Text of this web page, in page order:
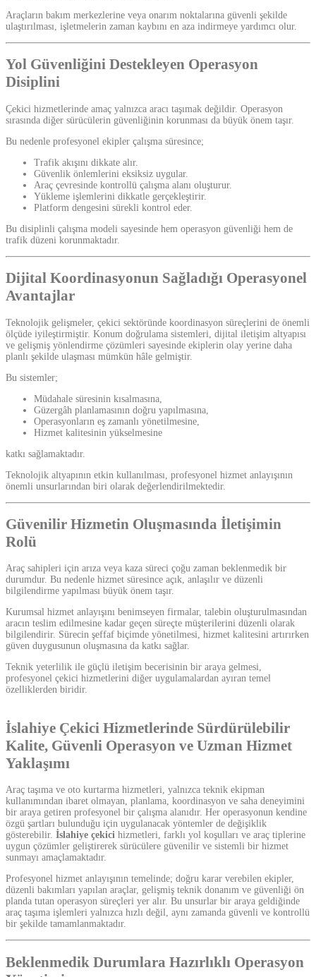
Araçların bakım merkezlerine veya onarım noktalarına güvenli şekilde
ulaştırılması, işletmelerin zaman kaybını en aza indirmeye yardımcı olur.
Yol Güvenliğini Destekleyen Operasyon
Disiplini
Çekici hizmetlerinde amaç yalnızca aracı taşımak değildir. Operasyon
sırasında diğer sürücülerin güvenliğinin korunması da büyük önem taşır.
Bu nedenle profesyonel ekipler çalışma süresince;
Trafik akışını dikkate alır.
Güvenlik önlemlerini eksiksiz uygular.
Araç çevresinde kontrollü çalışma alanı oluşturur.
Yükleme işlemlerini dikkatle gerçekleştirir.
Platform dengesini sürekli kontrol eder.
Bu disiplinli çalışma modeli sayesinde hem operasyon güvenliği hem de
trafik düzeni korunmaktadır.
Dijital Koordinasyonun Sağladığı Operasyonel
Avantajlar
Teknolojik gelişmeler, çekici sektöründe koordinasyon süreçlerini de önemli
ölçüde iyileştirmiştir. Konum doğrulama sistemleri, dijital iletişim altyapısı
ve gelişmiş yönlendirme çözümleri sayesinde ekiplerin olay yerine daha
planlı şekilde ulaşması mümkün hâle gelmiştir.
Bu sistemler;
Müdahale süresinin kısalmasına,
Güzergâh planlamasının doğru yapılmasına,
Operasyonların eş zamanlı yönetilmesine,
Hizmet kalitesinin yükselmesine
katkı sağlamaktadır.
Teknolojik altyapının etkin kullanılması, profesyonel hizmet anlayışının
önemli unsurlarından biri olarak değerlendirilmektedir.
Güvenilir Hizmetin Oluşmasında İletişimin
Rolü
Araç sahipleri için arıza veya kaza süreci çoğu zaman beklenmedik bir
durumdur. Bu nedenle hizmet süresince açık, anlaşılır ve düzenli
bilgilendirme yapılması büyük önem taşır.
Kurumsal hizmet anlayışını benimseyen firmalar, talebin oluşturulmasından
aracın teslim edilmesine kadar geçen süreçte müşterilerini düzenli olarak
bilgilendirir. Sürecin şeffaf biçimde yönetilmesi, hizmet kalitesini artırırken
güven duygusunun oluşmasına da katkı sağlar.
Teknik yeterlilik ile güçlü iletişim becerisinin bir araya gelmesi,
profesyonel çekici hizmetlerini diğer uygulamalardan ayıran temel
özelliklerden biridir.
İslahiye Çekici Hizmetlerinde Sürdürülebilir
Kalite, Güvenli Operasyon ve Uzman Hizmet
Yaklaşımı
Araç taşıma ve oto kurtarma hizmetleri, yalnızca teknik ekipman
kullanımından ibaret olmayan, planlama, koordinasyon ve saha deneyimini
bir araya getiren profesyonel bir çalışma alanıdır. Her operasyonun kendine
özgü şartları bulunduğu için uygulanacak yöntemler de değişiklik
gösterebilir. İslahiye çekici hizmetleri, farklı yol koşulları ve araç tiplerine
uygun çözümler geliştirerek sürücülere güvenilir ve sistemli bir hizmet
sunmayı amaçlamaktadır.
Profesyonel hizmet anlayışının temelinde; doğru karar verebilen ekipler,
düzenli bakımları yapılan araçlar, gelişmiş teknik donanım ve güvenliği ön
planda tutan operasyon süreçleri yer alır. Bu unsurlar bir araya geldiğinde
araç taşıma işlemleri yalnızca hızlı değil, aynı zamanda güvenli ve kontrollü
bir şekilde tamamlanmaktadır.
Beklenmedik Durumlara Hazırlıklı Operasyon